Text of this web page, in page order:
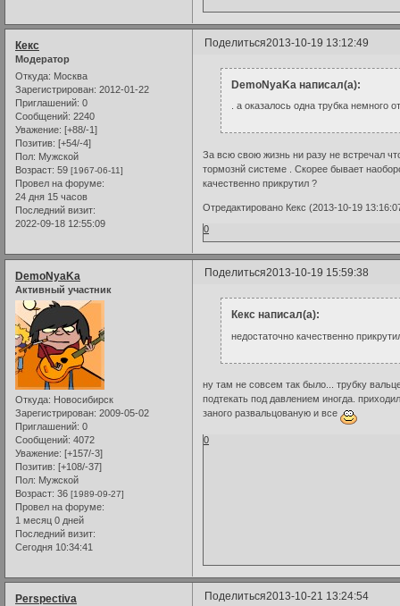
Поделиться2013-10-19 13:12:49
Кекс
Модератор
Откуда: Москва
Зарегистрирован: 2012-01-22
Приглашений: 0
Сообщений: 2240
Уважение: [+88/-1]
Позитив: [+54/-4]
Пол: Мужской
Возраст: 59 [1967-06-11]
Провел на форуме:
24 дня 15 часов
Последний визит:
2022-09-18 12:55:09
DemoNyaKa написал(а):
. а оказалось одна трубка немного
За всю свою жизнь ни разу не встречал
тормознй системе . Скорее бывает
качественно прикрутил ?
Отредактировано Кекс (2013-10-19
0
Поделиться2013-10-19 15:59:38
DemoNyaKa
Активный участник
Откуда: Новосибирск
Зарегистрирован: 2009-05-02
Приглашений: 0
Сообщений: 4072
Уважение: [+157/-3]
Позитив: [+108/-37]
Пол: Мужской
Возраст: 36 [1989-09-27]
Провел на форуме:
1 месяц 0 дней
Последний визит:
Сегодня 10:34:41
Кекс написал(а):
недостаточно качественно
ну там не совсем так было... трубку
подтекать под давлением иногда.
заного развальцованую и все
0
Поделиться2013-10-21 13:24:54
Perspectiva